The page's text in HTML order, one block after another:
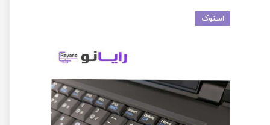
استوک